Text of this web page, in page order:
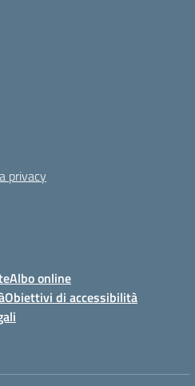
privacy
Albo online
Obiettivi di accessibilità